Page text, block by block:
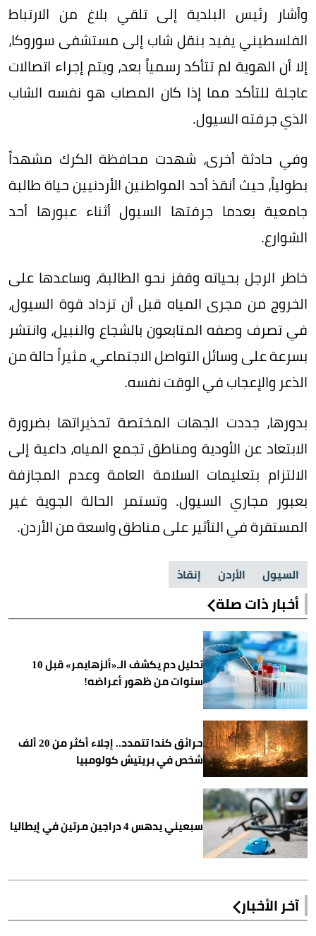
وأشار رئيس البلدية إلى تلقي بلاغ من الارتباط
الفلسطيني يفيد بنقل شاب إلى مستشفى سوروكا،
إلا أن الهوية لم تتأكد رسمياً بعد، ويتم إجراء اتصالات
عاجلة للتأكد مما إذا كان المصاب هو نفسه الشاب
الذي جرفته السيول.
وفي حادثة أخرى، شهدت محافظة الكرك مشهداً
بطولياً، حيث أنقذ أحد المواطنين الأردنيين حياة طالبة
جامعية بعدما جرفتها السيول أثناء عبورها أحد
الشوارع.
خاطر الرجل بحياته وقفز نحو الطالبة، وساعدها على
الخروج من مجرى المياه قبل أن تزداد قوة السيول،
في تصرف وصفه المتابعون بالشجاع والنبيل، وانتشر
بسرعة على وسائل التواصل الاجتماعي، مثيراً حالة من
الذعر والإعجاب في الوقت نفسه.
بدورها، جددت الجهات المختصة تحذيراتها بضرورة
الابتعاد عن الأودية ومناطق تجمع المياه، داعية إلى
الالتزام بتعليمات السلامة العامة وعدم المجازفة
بعبور مجاري السيول. وتستمر الحالة الجوية غير
المستقرة في التأثير على مناطق واسعة من الأردن.
السيول الأردن إنقاذ
أخبار ذات صلة
تحليل دم يكشف الـ«ألزهايمر» قبل 10
سنوات من ظهور أعراضه!
حرائق كندا تتمدد.. إجلاء أكثر من 20 ألف
شخص في بريتيش كولومبيا
سبعيني يدهس 4 دراجين مرتين في إيطاليا
آخر الأخبار